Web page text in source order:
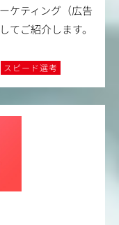
ケティング（広告
てご紹介します。
スピード選考